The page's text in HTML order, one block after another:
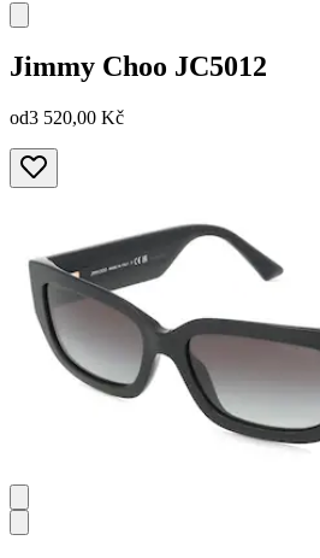
Jimmy Choo JC5012
od3 520,00 Kč